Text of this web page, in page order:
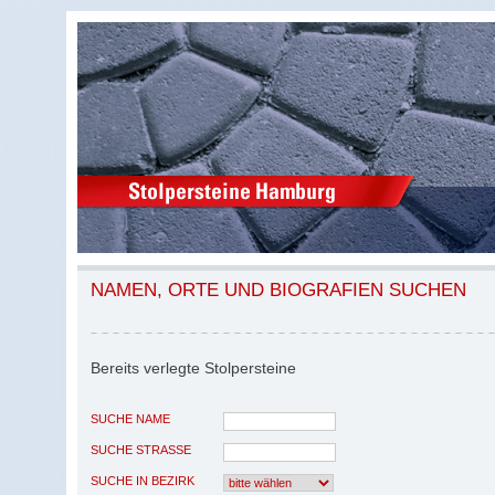
NAMEN, ORTE UND BIOGRAFIEN SUCHEN
Bereits verlegte Stolpersteine
SUCHE NAME
SUCHE STRASSE
SUCHE IN BEZIRK